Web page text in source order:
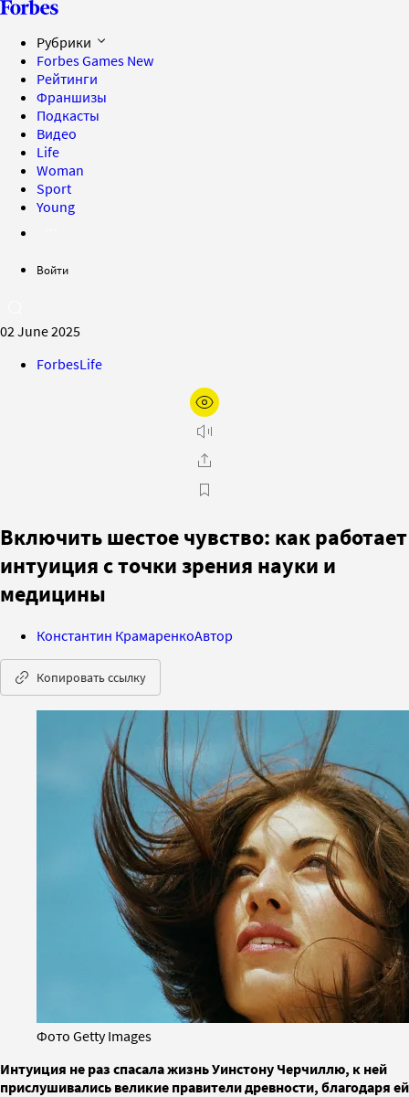
Рубрики
Forbes Games New
Рейтинги
Франшизы
Подкасты
Видео
Life
Woman
Sport
Young
Войти
02 June 2025
ForbesLife
Включить шестое чувство: как работает
интуиция с точки зрения науки и
медицины
Константин КрамаренкоАвтор
Копировать ссылку
Фото Getty Images
Интуиция не раз спасала жизнь Уинстону Черчиллю, к ней
прислушивались великие правители древности, благодаря ей